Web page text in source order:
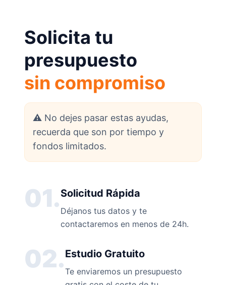
Solicita tu
presupuesto
sin compromiso
⚠️ No dejes pasar estas ayudas,
recuerda que son por tiempo y
fondos limitados.
01.Solicitud Rápida
Déjanos tus datos y te
contactaremos en menos de 24h.
02.Estudio Gratuito
Te enviaremos un presupuesto